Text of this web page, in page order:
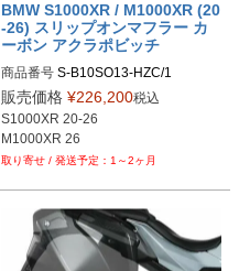
BMW S1000XR / M1000XR (20
-26) スリップオンマフラー カ
ーボン アクラポビッチ
商品番号 S-B10SO13-HZC/1
販売価格 ¥226,200税込
S1000XR 20-26
M1000XR 26
1～2ヶ月